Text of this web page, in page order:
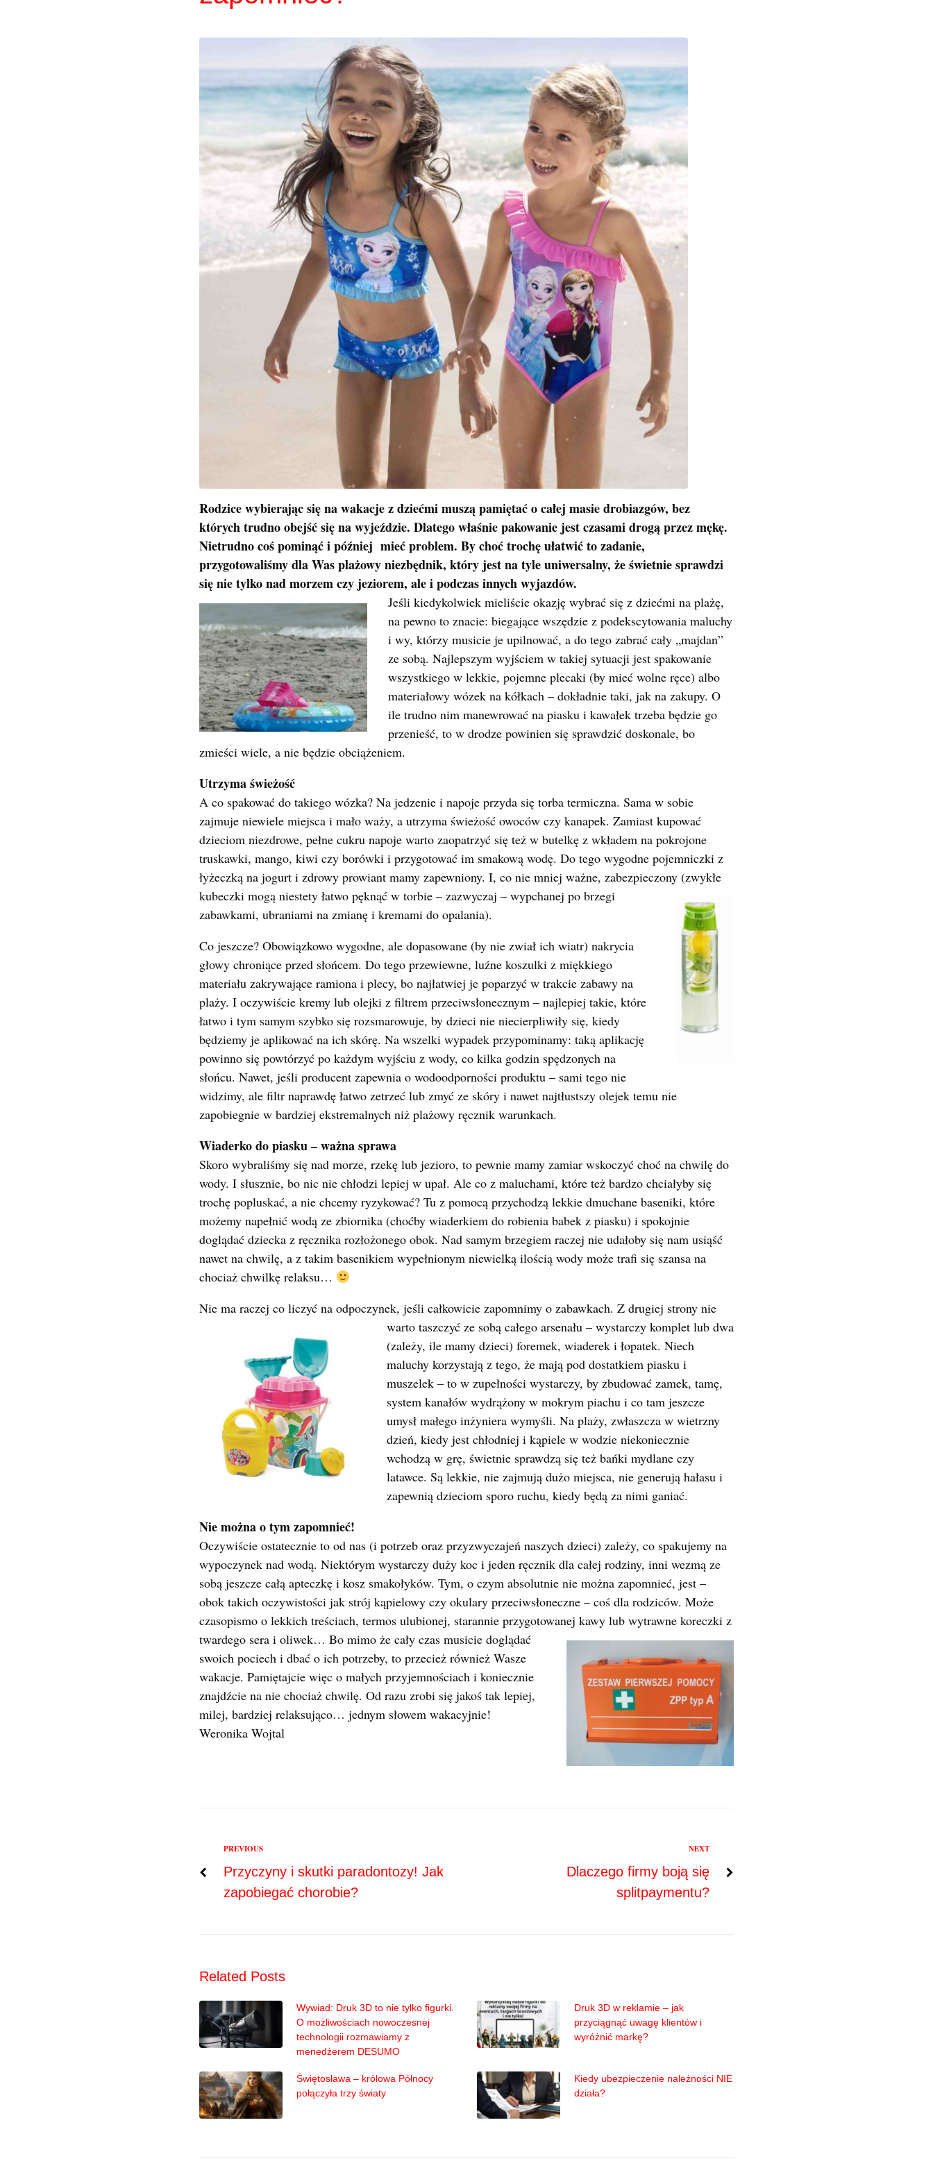
Rodzice wybierając się na wakacje z dziećmi muszą pamiętać o całej masie drobiazgów, bez
których trudno obejść się na wyjeździe. Dlatego właśnie pakowanie jest czasami drogą przez mękę.
Nietrudno coś pominąć i później mieć problem. By choć trochę ułatwić to zadanie,
przygotowaliśmy dla Was plażowy niezbędnik, który jest na tyle uniwersalny, że świetnie sprawdzi
się nie tylko nad morzem czy jeziorem, ale i podczas innych wyjazdów.
Jeśli kiedykolwiek mieliście okazję wybrać się z dziećmi na plażę,
na pewno to znacie: biegające wszędzie z podekscytowania maluchy
i wy, którzy musicie je upilnować, a do tego zabrać cały „majdan”
ze sobą. Najlepszym wyjściem w takiej sytuacji jest spakowanie
wszystkiego w lekkie, pojemne plecaki (by mieć wolne ręce) albo
materiałowy wózek na kółkach – dokładnie taki, jak na zakupy. O
ile trudno nim manewrować na piasku i kawałek trzeba będzie go
przenieść, to w drodze powinien się sprawdzić doskonale, bo
zmieści wiele, a nie będzie obciążeniem.
Utrzyma świeżość
A co spakować do takiego wózka? Na jedzenie i napoje przyda się torba termiczna. Sama w sobie
zajmuje niewiele miejsca i mało waży, a utrzyma świeżość owoców czy kanapek. Zamiast kupować
dzieciom niezdrowe, pełne cukru napoje warto zaopatrzyć się też w butelkę z wkładem na pokrojone
truskawki, mango, kiwi czy borówki i przygotować im smakową wodę. Do tego wygodne pojemniczki z
łyżeczką na jogurt i zdrowy prowiant mamy zapewniony. I, co nie mniej ważne, zabezpieczony (zwykłe
kubeczki mogą niestety łatwo pęknąć w torbie – zazwyczaj – wypchanej po brzegi
zabawkami, ubraniami na zmianę i kremami do opalania).
Co jeszcze? Obowiązkowo wygodne, ale dopasowane (by nie zwiał ich wiatr) nakrycia
głowy chroniące przed słońcem. Do tego przewiewne, luźne koszulki z miękkiego
materiału zakrywające ramiona i plecy, bo najłatwiej je poparzyć w trakcie zabawy na
plaży. I oczywiście kremy lub olejki z filtrem przeciwsłonecznym – najlepiej takie, które
łatwo i tym samym szybko się rozsmarowuje, by dzieci nie niecierpliwiły się, kiedy
będziemy je aplikować na ich skórę. Na wszelki wypadek przypominamy: taką aplikację
powinno się powtórzyć po każdym wyjściu z wody, co kilka godzin spędzonych na
słońcu. Nawet, jeśli producent zapewnia o wodoodporności produktu – sami tego nie
widzimy, ale filtr naprawdę łatwo zetrzeć lub zmyć ze skóry i nawet najtłustszy olejek temu nie
zapobiegnie w bardziej ekstremalnych niż plażowy ręcznik warunkach.
Wiaderko do piasku – ważna sprawa
Skoro wybraliśmy się nad morze, rzekę lub jezioro, to pewnie mamy zamiar wskoczyć choć na chwilę do
wody. I słusznie, bo nic nie chłodzi lepiej w upał. Ale co z maluchami, które też bardzo chciałyby się
trochę popluskać, a nie chcemy ryzykować? Tu z pomocą przychodzą lekkie dmuchane baseniki, które
możemy napełnić wodą ze zbiornika (choćby wiaderkiem do robienia babek z piasku) i spokojnie
doglądać dziecka z ręcznika rozłożonego obok. Nad samym brzegiem raczej nie udałoby się nam usiąść
nawet na chwilę, a z takim basenikiem wypełnionym niewielką ilością wody może trafi się szansa na
chociaż chwilkę relaksu…
Nie ma raczej co liczyć na odpoczynek, jeśli całkowicie zapomnimy o zabawkach. Z drugiej strony nie
warto taszczyć ze sobą całego arsenału – wystarczy komplet lub dwa
(zależy, ile mamy dzieci) foremek, wiaderek i łopatek. Niech
maluchy korzystają z tego, że mają pod dostatkiem piasku i
muszelek – to w zupełności wystarczy, by zbudować zamek, tamę,
system kanałów wydrążony w mokrym piachu i co tam jeszcze
umysł małego inżyniera wymyśli. Na plaży, zwłaszcza w wietrzny
dzień, kiedy jest chłodniej i kąpiele w wodzie niekoniecznie
wchodzą w grę, świetnie sprawdzą się też bańki mydlane czy
latawce. Są lekkie, nie zajmują dużo miejsca, nie generują hałasu i
zapewnią dzieciom sporo ruchu, kiedy będą za nimi ganiać.
Nie można o tym zapomnieć!
Oczywiście ostatecznie to od nas (i potrzeb oraz przyzwyczajeń naszych dzieci) zależy, co spakujemy na
wypoczynek nad wodą. Niektórym wystarczy duży koc i jeden ręcznik dla całej rodziny, inni wezmą ze
sobą jeszcze całą apteczkę i kosz smakołyków. Tym, o czym absolutnie nie można zapomnieć, jest –
obok takich oczywistości jak strój kąpielowy czy okulary przeciwsłoneczne – coś dla rodziców. Może
czasopismo o lekkich treściach, termos ulubionej, starannie przygotowanej kawy lub wytrawne koreczki z
twardego sera i oliwek… Bo mimo że cały czas musicie doglądać
swoich pociech i dbać o ich potrzeby, to przecież również Wasze
wakacje. Pamiętajcie więc o małych przyjemnościach i koniecznie
znajdźcie na nie chociaż chwilę. Od razu zrobi się jakoś tak lepiej,
milej, bardziej relaksująco… jednym słowem wakacyjnie!
Weronika Wojtal
Nawigacja
wpisu
Previous
PREVIOUS
Przyczyny i skutki paradontozy! Jak
zapobiegać chorobie?
NEXT
Dlaczego firmy boją się
splitpaymentu?
Related Posts
Wywiad: Druk 3D to nie tylko figurki.
O możliwościach nowoczesnej
technologii rozmawiamy z
menedżerem DESUMO
Druk 3D w reklamie – jak
przyciągnąć uwagę klientów i
wyróżnić markę?
Świętosława – królowa Północy
połączyła trzy światy
Kiedy ubezpieczenie należności NIE
działa?